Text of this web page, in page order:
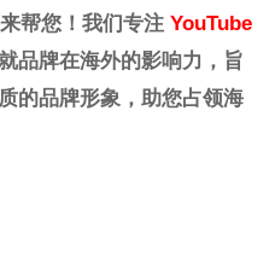
帮您！我们专注 YouTube
品牌在海外的影响力，旨
的品牌形象，助您占领海